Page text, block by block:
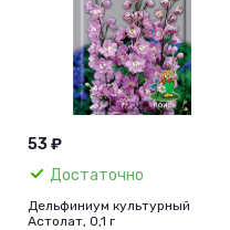
53 ₽
Достаточно
Дельфиниум культурный
Астолат, 0,1 г